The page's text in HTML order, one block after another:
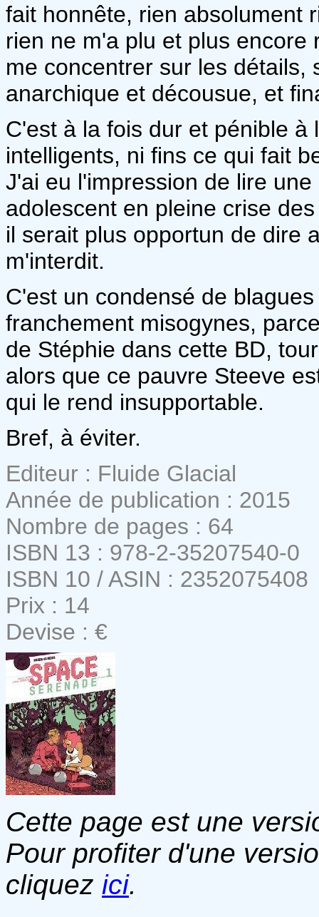
fait honnête, rien absolument
rien ne m'a plu et plus
me concentrer sur les
anarchique et décousue, et
C'est à la fois dur et pénible
intelligents, ni fins ce qui fait
J'ai eu l'impression de lire
adolescent en pleine crise
il serait plus opportun de dire
m'interdit.
C'est un condensé de
franchement misogynes,
de Stéphie dans cette BD,
alors que ce pauvre Steeve
qui le rend insupportable.
Bref, à éviter.
Editeur : Fluide Glacial
Année de publication : 2015
Nombre de pages : 64
ISBN 13 : 978-2-35207540-0
ISBN 10 / ASIN : 2352075408
Prix : 14
Devise : €
Cette page est une
Pour profiter d'une
cliquez ici.